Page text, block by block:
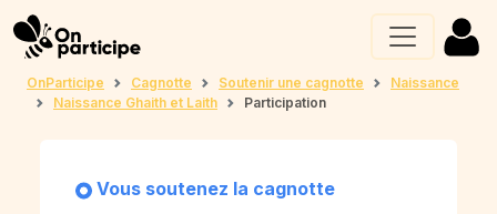
OnParticipe Cagnotte Soutenir une cagnotte
Naissance
Naissance Ghaith et Laith
Participation
Vous soutenez la cagnotte